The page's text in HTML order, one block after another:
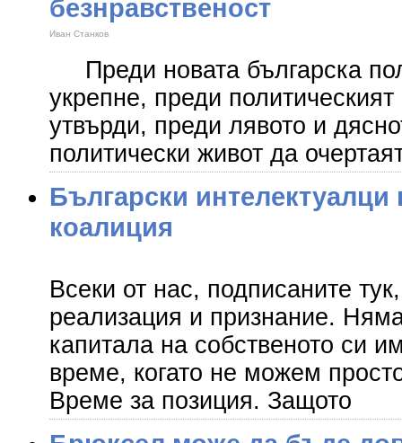
безнравственост
Иван Станков
Преди новата българска
укрепне, преди
утвърди, преди лявото и
политически живот да
Български
коалиция
Всеки от нас, подписаните
реализация и признание.
капитала на собственото си
време, когато не можем
Време за позиция. Защото